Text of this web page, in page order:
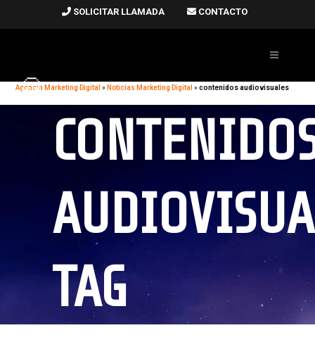
SOLICITAR LLAMADA CONTACTO
Agencia Marketing Digital » Noticias Marketing Digital »contenidos audiovisuales
TAG